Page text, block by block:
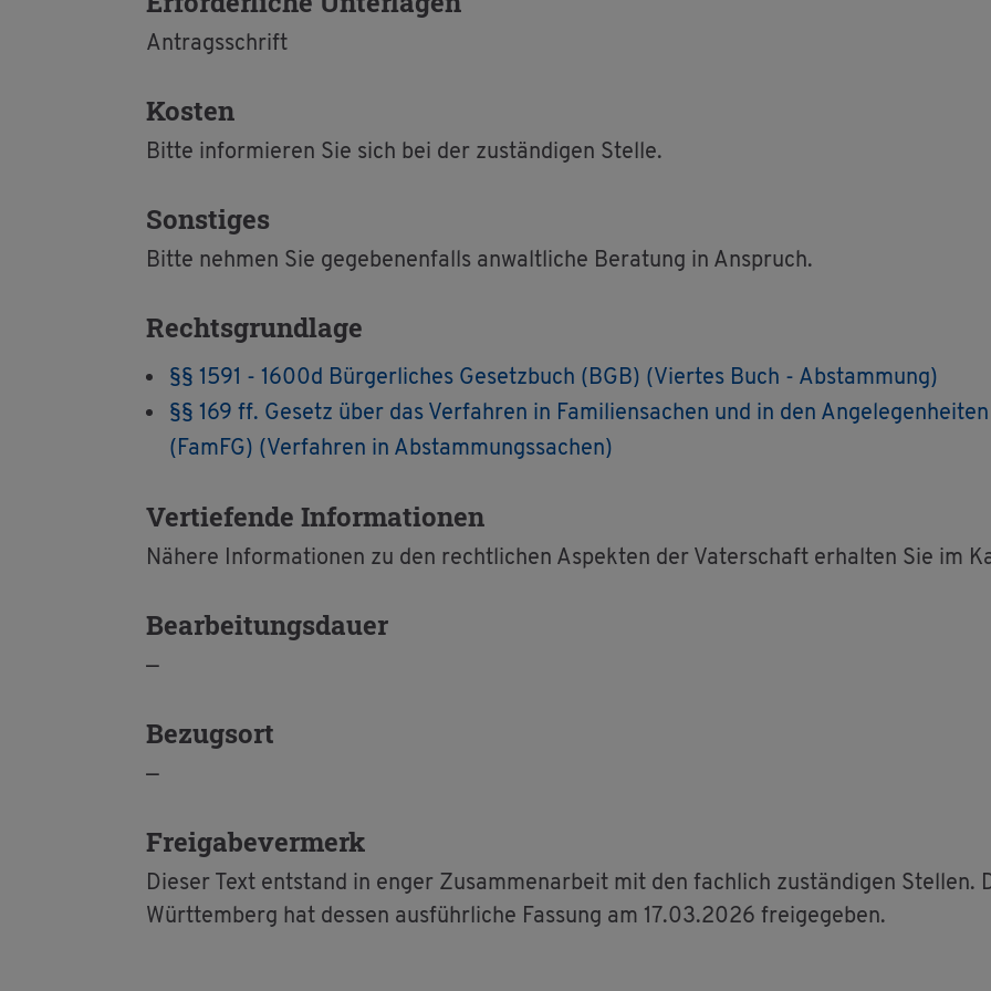
An­trags­schrift
Kos­ten
Bitte in­for­mie­ren Sie sich bei der zu­stän­di­gen Stel­le.
Sons­ti­ges
Bitte neh­men Sie ge­ge­be­nen­falls an­walt­li­che Be­ra­tung in An­spruch.
Rechts­grund­la­ge
§§ 1591 - 1600d Bür­ger­li­ches Ge­setz­buch (BGB) (Vier­tes Buch - Ab­stam­mung)
§§ 169 ff. Ge­setz über das Ver­fah­ren in Fa­mi­li­en­sa­chen und in den
(FamFG) (Ver­fah­ren in Ab­stam­mungs­sa­chen)
Ver­tie­fen­de In­for­ma­tio­nen
Nä­he­re In­for­ma­tio­nen zu den recht­li­chen As­pek­ten der Va­ter­schaft er­hal­ten Sie im
Be­ar­bei­tungs­dau­er
—
Be­zugs­ort
—
Frei­ga­be­ver­merk
Die­ser Text ent­stand in enger Zu­sam­men­ar­beit mit den fach­lich zu­stän­di­gen Stel­len.
Würt­tem­berg hat des­sen aus­führ­li­che Fas­sung am 17.03.2026 frei­ge­ge­ben.